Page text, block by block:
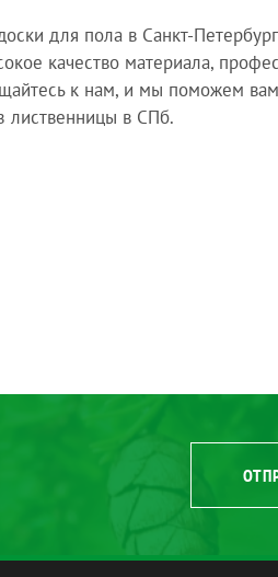
для пола в Санкт-
качество материала,
к нам, и мы поможем
лиственницы в СПб.